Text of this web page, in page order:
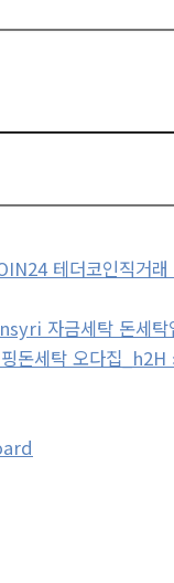
테더코인직거
자금세탁 돈세탁
돈세탁 오다집_h2H